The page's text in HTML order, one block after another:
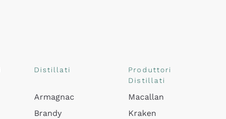
Distillati
Armagnac
Brandy
Produttori
Distillati
Macallan
Kraken